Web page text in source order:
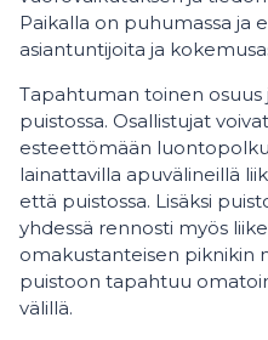
Paikalla on puhumassa ja
asiantuntijoita ja
Tapahtuman toinen
puistossa. Osallistujat
esteettömään
lainattavilla apuvälineillä
että puistossa. Lisäksi
yhdessä rennosti myös
omakustanteisen piknikin
puistoon tapahtuu
välillä.